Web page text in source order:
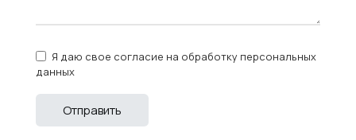
Я даю свое согласие на обработку персональных
данных